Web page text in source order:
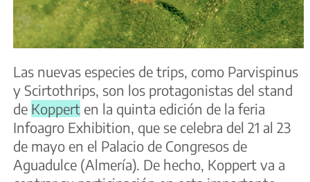
Las nuevas especies de trips, como Parvispinus
y Scirtothrips, son los protagonistas del stand
de Koppert en la quinta edición de la feria
Infoagro Exhibition, que se celebra del 21 al 23
de mayo en el Palacio de Congresos de
Aguadulce (Almería). De hecho, Koppert va a